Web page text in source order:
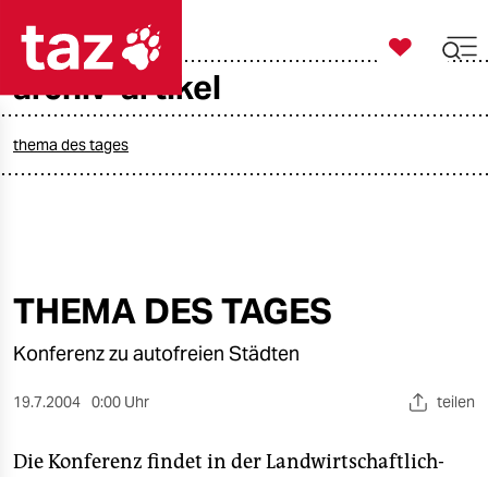
öko
gesellschaft
kultur

taz zahl ich
archiv-artikel
thema des tages
THEMA DES TAGES
Konferenz zu autofreien Städten
19.7.2004 0:00 Uhr teilen
Die Konferenz findet in der Landwirtschaftlich-